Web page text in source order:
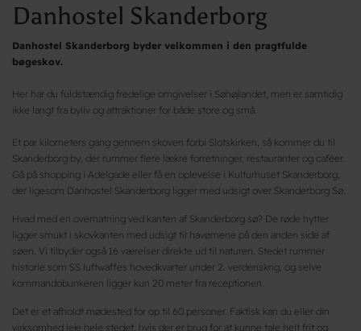
Danhostel Skanderborg
Danhostel Skanderborg byder velkommen i den pragtfulde
bøgeskov.
Her har du fuldstændig fredelige omgivelser i Søhøjlandet, men er samtidig
ikke langt fra byliv og attraktioner for både store og små.
Et par kilometers gang gennem skoven forbi Slotskirken, så kommer du til
Skanderborg by, der rummer flere lækre forretninger, restauranter og caféer.
Gå på shopping i Adelgade eller få en oplevelse i Kulturhuset Skanderborg,
der ligesom Danhostel Skanderborg ligger med udsigt over Skanderborg Sø.
Hvad med en overnatning ved kanten af Skanderborg sø? De røde hytter
ligger smukt i skovkanten med udsigt til havørnene på den anden side af
søen. Vi tilbyder også 16 værelser direkte ud til naturen. Stedet rummer
historie som SS luftwaffes hovedkvarter under 2. verdenskrig, og selve
kommandobunkeren ligger kun 20 meter fra receptionen.
Det er et afholdt mødested for op til 60 personer. Faktisk kan du eller din
virksomhed leje hele stedet, hvis der er brug for at kunne tale helt frit og